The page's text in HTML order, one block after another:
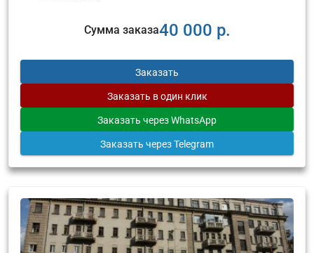
Сумма заказа40 000 р.
Заказать
Заказать в один клик
Заказать через WhatsApp
Заказать через Telegram